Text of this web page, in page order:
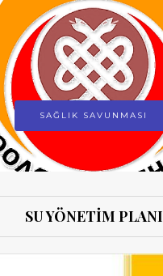
SAĞLIK SAVUNMASI
SU YÖNETİM PLANI